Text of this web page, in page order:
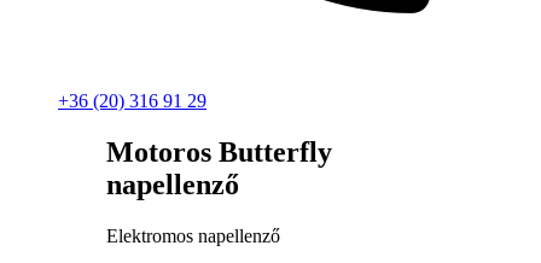
+36 (20) 316 91 29
Motoros Butterfly
napellenző
Elektromos napellenző